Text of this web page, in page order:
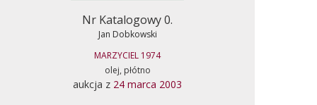
Nr Katalogowy 0.
Jan Dobkowski
MARZYCIEL 1974
olej, płótno
aukcja z 24 marca 2003